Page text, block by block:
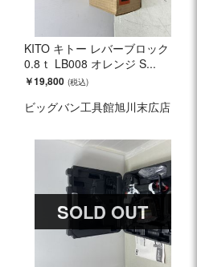
KITO キトー レバーブロック
0.8ｔ LB008 オレンジ S...
￥19,800
ビッグバン工具館旭川末広店
SOLD OUT